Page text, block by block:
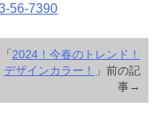
56-7390
「2024！今春のトレンド！
デザインカラー！
」前の記
事→